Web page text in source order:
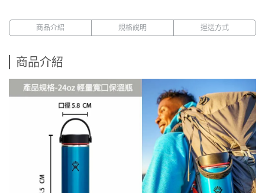
商品介紹 規格說明 運送方式
商品介紹